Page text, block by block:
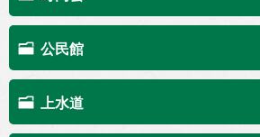
公民館
上水道